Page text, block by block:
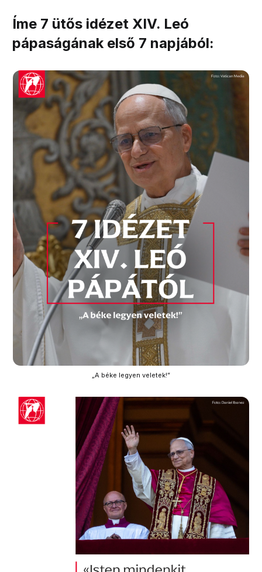
Íme 7 ütős idézet XIV. Leó
pápaságának első 7 napjából:
„A béke legyen veletek!”